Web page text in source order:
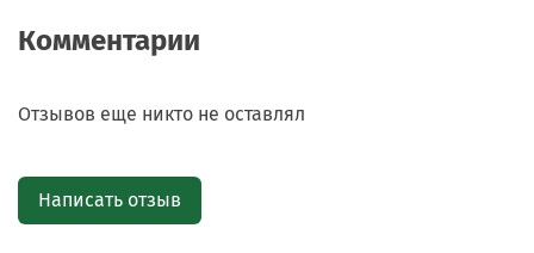
Комментарии
Отзывов еще никто не оставлял
Написать отзыв